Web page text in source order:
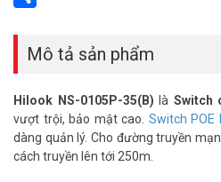
Mô tả sản phẩm
Hilook NS-0105P-35(B) là Switch
vượt trội, bảo mật cao. Switch POE
dàng quản lý. Cho đường truyền
cách truyền lên tới 250m.